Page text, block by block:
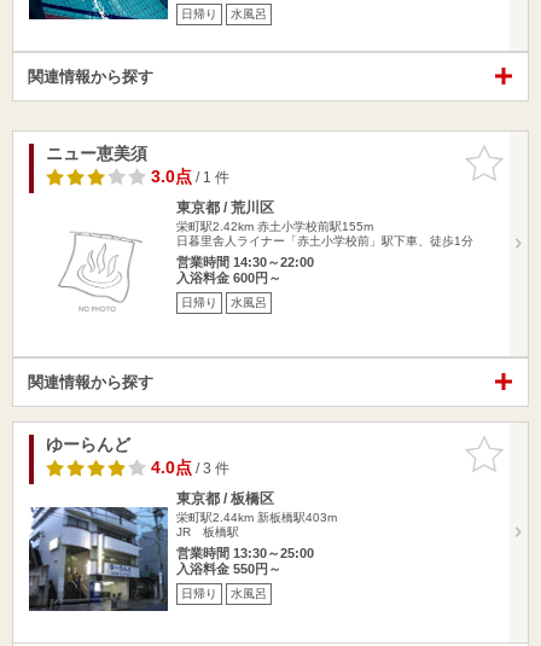
日帰り 水風呂
関連情報から探す
お気に入
りに追加
ニュー恵美須
3.0点/ 1 件
東京都 / 荒川区
栄町駅2.42km 赤土小学校前駅155m
日暮里舎人ライナー「赤土小学校前」駅下車、徒歩1分
営業時間 14:30～22:00
入浴料金 600円～
日帰り 水風呂
関連情報から探す
お気に入
りに追加
ゆーらんど
4.0点/ 3 件
東京都 / 板橋区
栄町駅2.44km 新板橋駅403m
JR 板橋駅
営業時間 13:30～25:00
入浴料金 550円～
日帰り 水風呂